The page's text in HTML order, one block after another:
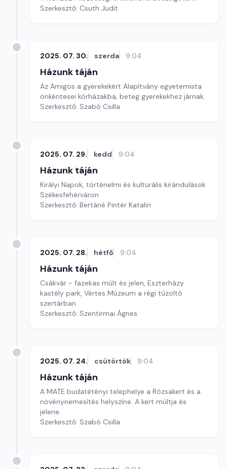
Szerkesztő: Csuth Judit
2025. 07. 30. szerda 9:04
Házunk táján
Az Amigos a gyerekekért Alapítvány egyetemista
önkéntesei kórházakba, beteg gyerekekhez járnak.
Szerkesztő: Szabó Csilla
2025. 07. 29. kedd 9:04
Házunk táján
Királyi Napok, történelmi és kulturális kirándulások
Székesfehérváron
Szerkesztő: Bertáné Pintér Katalin
2025. 07. 28. hétfő 9:04
Házunk táján
Csákvár - fazekas múlt és jelen, Eszterházy
kastély park, Vértes Múzeum a régi tűzoltó
szertárban
Szerkesztő: Szentirmai Ágnes
2025. 07. 24. csütörtök 9:04
Házunk táján
A MATE budatétényi telephelye a Rózsakert és a
növénynemesítés helyszíne. A kert múltja és
jelene.
Szerkesztő: Szabó Csilla